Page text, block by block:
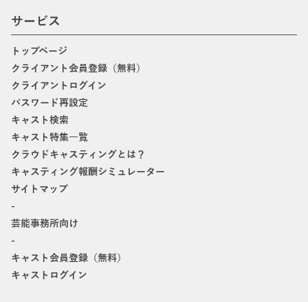
サービス
トップページ
クライアント会員登録（無料）
クライアントログイン
パスワード再設定
キャスト検索
キャスト特集一覧
クラウドキャスティングとは？
キャスティング報酬シミュレーター
サイトマップ
-
芸能事務所向け
-
キャスト会員登録（無料）
キャストログイン